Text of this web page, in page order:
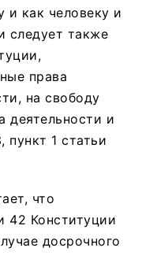
и как человеку и
следует также
права
на свободу
деятельности и
пункт 1 статьи
что
42 Конституции
досрочного